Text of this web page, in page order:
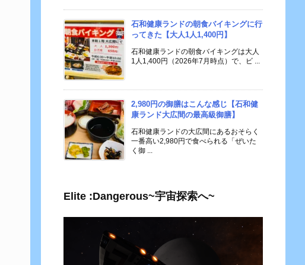
石和健康ランドの朝食バイキングに行
ってきた【大人1人1,400円】
石和健康ランドの朝食バイキングは大人
1人1,400円（2026年7月時点）で、ビ ...
2,980円の御膳はこんな感じ【石和健
康ランド大広間の最高級御膳】
石和健康ランドの大広間にあるおそらく
一番高い2,980円で食べられる「ぜいた
く御 ...
Elite :Dangerous~宇宙探索へ~